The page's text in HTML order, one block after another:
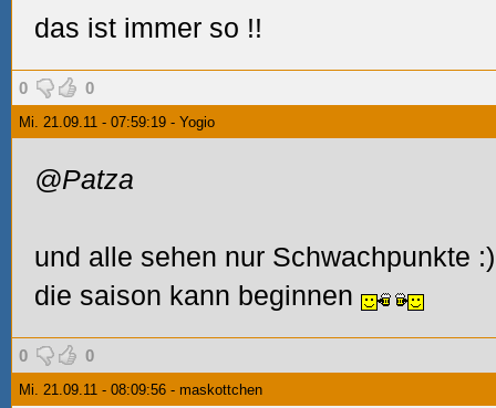
das ist immer so !!
0 0
Mi. 21.09.11 - 07:59:19 - Yogio
@Patza
und alle sehen nur Schwachpunkte
die saison kann beginnen
0 0
Mi. 21.09.11 - 08:09:56 - maskottchen